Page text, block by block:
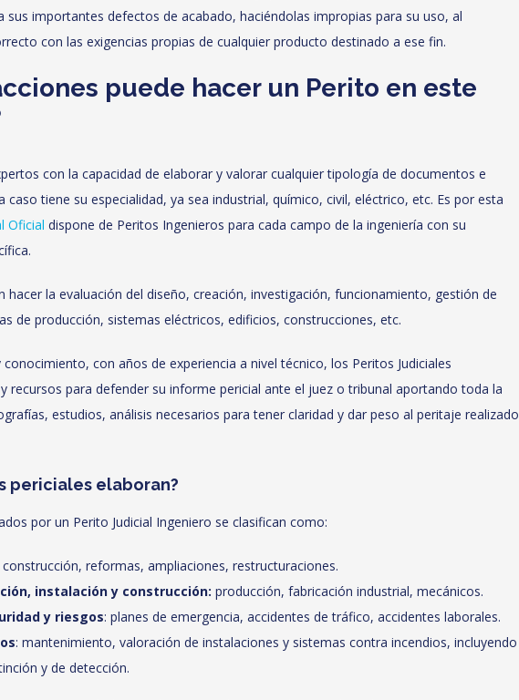
sus importantes defectos de acabado, haciéndolas impropias para su uso, al
con las exigencias propias de cualquier producto destinado a ese fin.
puede hacer un Perito en este
con la capacidad de elaborar y valorar cualquier tipología de documentos e
tiene su especialidad, ya sea industrial, químico, civil, eléctrico, etc. Es por esta
Oficial dispone de Peritos Ingenieros para cada campo de la ingeniería con su
hacer la evaluación del diseño, creación, investigación, funcionamiento, gestión de
de producción, sistemas eléctricos, edificios, construcciones, etc.
con años de experiencia a nivel técnico, los Peritos Judiciales
recursos para defender su informe pericial ante el juez o tribunal aportando toda la
estudios, análisis necesarios para tener claridad y dar peso al peritaje realizado
periciales elaboran?
por un Perito Judicial Ingeniero se clasifican como:
construcción, reformas, ampliaciones, restructuraciones.
instalación y construcción: producción, fabricación industrial, mecánicos.
y riesgos: planes de emergencia, accidentes de tráfico, accidentes laborales.
: mantenimiento, valoración de instalaciones y sistemas contra incendios, incluyendo
y de detección.